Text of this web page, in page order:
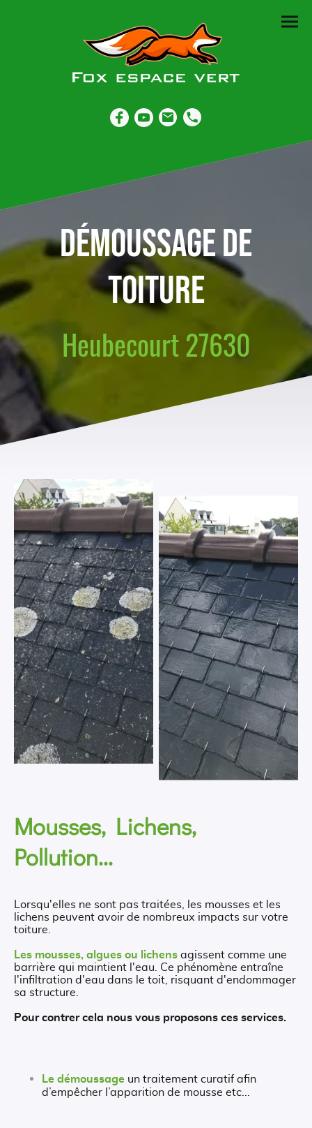
Démoussage de
toiture
Heubecourt 27630
Mousses, Lichens,
Pollution...
Lorsqu'elles ne sont pas traitées, les mousses et les
lichens peuvent avoir de nombreux impacts sur votre
toiture.
Les mousses, algues ou lichens agissent comme une
barrière qui maintient l'eau. Ce phénomène entraîne
l'infiltration d'eau dans le toit, risquant d'endommager
sa structure.
Pour contrer cela nous vous proposons ces services.
Le démoussage un traitement curatif afin
d’empêcher l’apparition de mousse etc...